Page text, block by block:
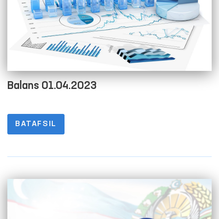
Balans 01.04.2023
BATAFSIL